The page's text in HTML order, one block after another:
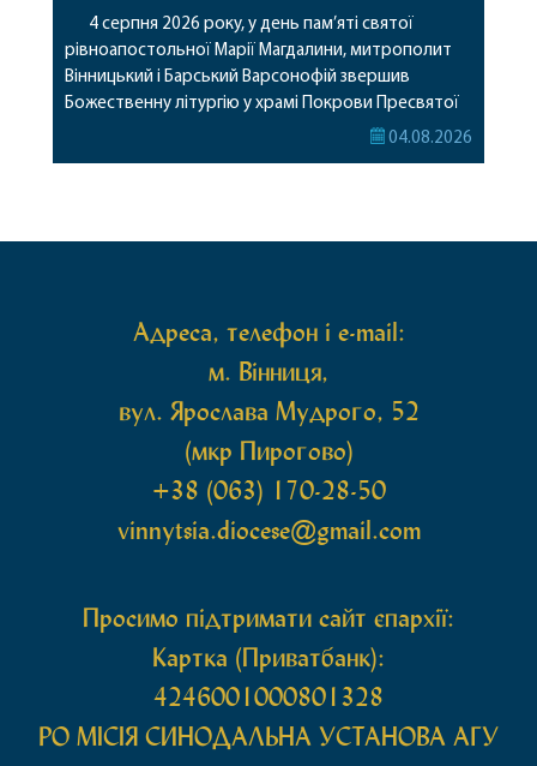
4 серпня 2026 року, у день пам’яті святої
рівноапостольної Марії Магдалини, митрополит
Вінницький і Барський Варсонофій звершив
Божественну літургію у храмі Покрови Пресвятої
Богородиці села Терешки Барського благочиння.
04.08.2026
Адреса, телефон і e-mail:
м. Вінниця,
вул. Ярослава Мудрого, 52
(мкр Пирогово)
+38 (063) 170-28-50
vinnytsia.diocese@gmail.com
Просимо підтримати сайт єпархії:
Картка (Приватбанк):
4246001000801328
РО МIСIЯ СИНОДАЛЬНА УСТАНОВА АГУ